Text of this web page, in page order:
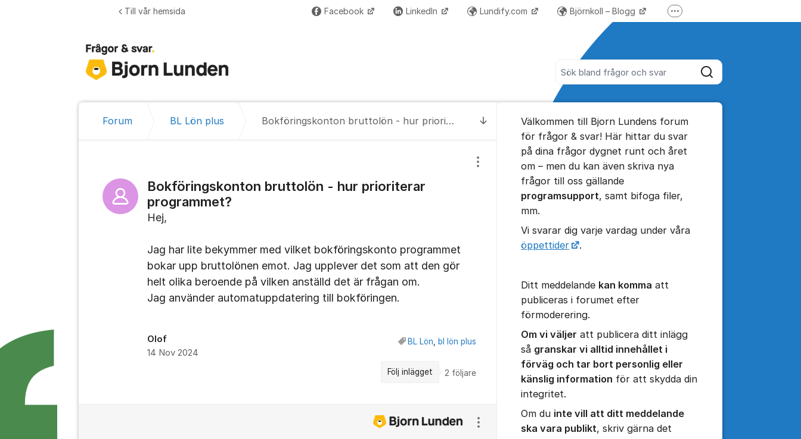
Sök bland alla inlägg
Sök
Till vår hemsida Facebook LinkedIn Lundify.com Björnkoll – Blogg Fler supportlänkar
Till senaste kommentaren
Forum BL Lön plus Bokföringskonton bruttolön - hur prioriterar programmet?
Bokföringskonton bruttolön - hur prioriterar
programmet?
Visa/dölj inställningar för inlägg/kommentar
Hej,
Jag har lite bekymmer med vilket bokföringskonto programmet
bokar upp bruttolönen emot. Jag upplever det som att den gör
helt olika beroende på vilken anställd det är frågan om.
Jag använder automatuppdatering till bokföringen.
Olof
14 Nov 2024
BL Lön bl lön plus
Följ inlägget 2 följare
Visa/dölj inställningar för inlägg/kommentar
Välkommen till Bjorn Lundens forum
för frågor & svar! Här hittar du svar
på dina frågor dygnet runt och året
om – men du kan även skriva nya
frågor till oss gällande
programsupport, samt bifoga filer,
mm.
Vi svarar dig varje vardag under våra
öppettider
.
Ditt meddelande kan komma att
publiceras i forumet efter
förmoderering.
Om vi väljer att publicera ditt inlägg
så granskar vi alltid innehållet i
förväg och tar bort personlig eller
känslig information för att skydda din
integritet.
Om du inte vill att ditt meddelande
ska vara publikt, skriv gärna det